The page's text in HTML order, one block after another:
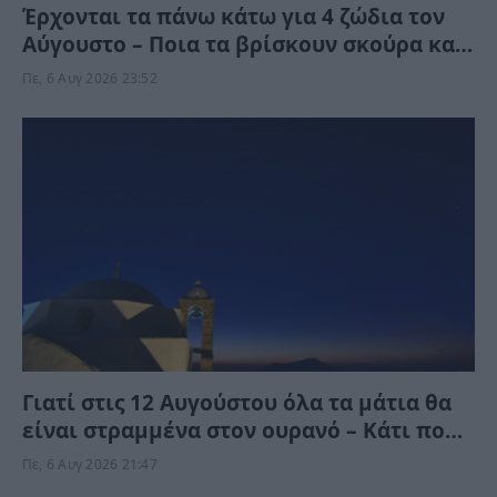
Έρχονται τα πάνω κάτω για 4 ζώδια τον
Αύγουστο – Ποια τα βρίσκουν σκούρα και
ποια αναπνεόυν
Πε, 6 Αυγ 2026 23:52
Γιατί στις 12 Αυγούστου όλα τα μάτια θα
είναι στραμμένα στον ουρανό – Κάτι πολύ
σπάνιο θα συμβεί
Πε, 6 Αυγ 2026 21:47